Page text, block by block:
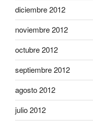
diciembre 2012
noviembre 2012
octubre 2012
septiembre 2012
agosto 2012
julio 2012